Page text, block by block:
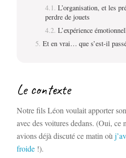
L’organisation, et les
perdre de jouets
L’expérience
Et en vrai… que s’est-il
Le contexte
Notre fils Léon voulait apporter
avec des voitures dedans. (Oui, ce
avions déjà discuté ce matin où
froide!).